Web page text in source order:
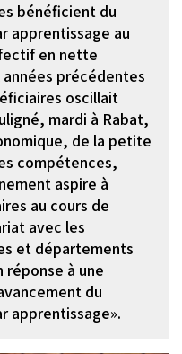
bénéficient du
apprentissage au
en nette
précédentes
oscillait
mardi à Rabat,
de la petite
compétences,
aspire à
au cours de
avec les
et départements
à une
du
apprentissage».